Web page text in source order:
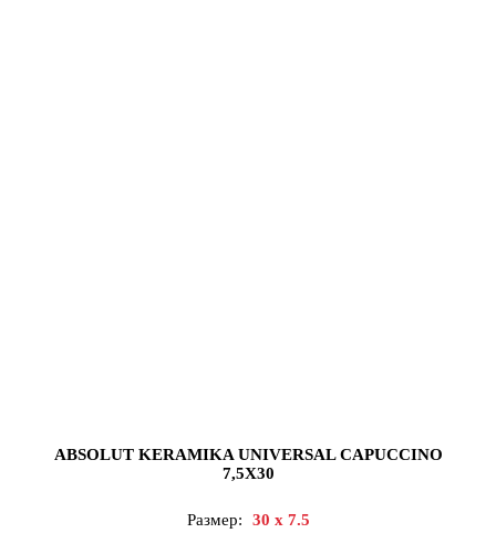
ABSOLUT KERAMIKA UNIVERSAL CAPUCCINO
7,5X30
Размер:
30 x 7.5